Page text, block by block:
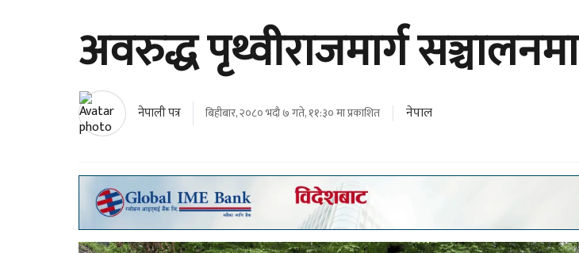
अवरुद्ध पृथ्वीराजमार्ग सञ्चालनमा
नेपाली पत्र बिहीबार, २०८० भदौ ७ गते, ११:३० मा प्रकाशित नेपाल